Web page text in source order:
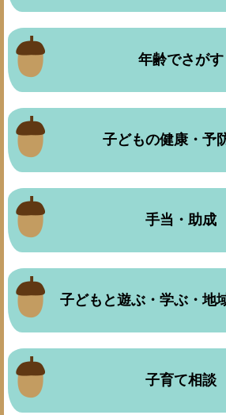
年齢でさがす
子どもの健康・予
手当・助成
子どもと遊ぶ・学ぶ・地
子育て相談